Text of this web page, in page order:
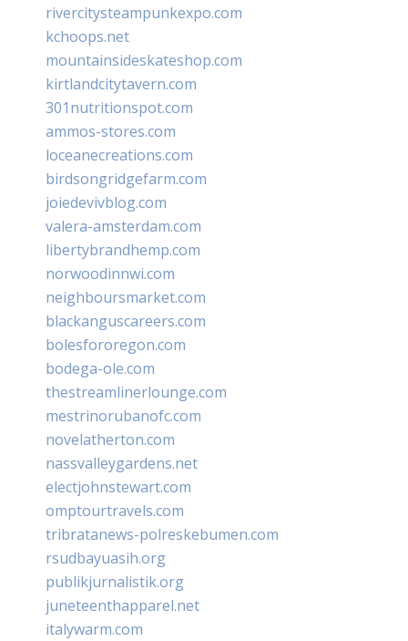
rivercitysteampunkexpo.com
kchoops.net
mountainsideskateshop.com
kirtlandcitytavern.com
301nutritionspot.com
ammos-stores.com
loceanecreations.com
birdsongridgefarm.com
joiedevivblog.com
valera-amsterdam.com
libertybrandhemp.com
norwoodinnwi.com
neighboursmarket.com
blackanguscareers.com
bolesfororegon.com
bodega-ole.com
thestreamlinerlounge.com
mestrinorubanofc.com
novelatherton.com
nassvalleygardens.net
electjohnstewart.com
omptourtravels.com
tribratanews-polreskebumen.com
rsudbayuasih.org
publikjurnalistik.org
juneteenthapparel.net
italywarm.com